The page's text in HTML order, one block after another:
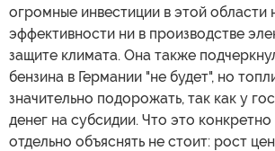
огромные инвестиции в этой области
эффективности ни в производстве
защите климата. Она также
бензина в Германии "не будет", но
значительно подорожать, так как у
денег на субсидии. Что это конкретно
отдельно объяснять не стоит: рост